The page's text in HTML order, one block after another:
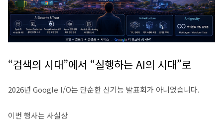
“검색의 시대”에서 “실행하는 AI의 시대”로
2026년 Google I/O는 단순한 신기능 발표회가 아니었습니다.
이번 행사는 사실상